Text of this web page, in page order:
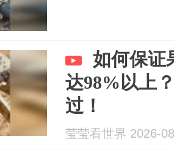
如何保证
达98%以上
过！
莹莹看世界 2026-